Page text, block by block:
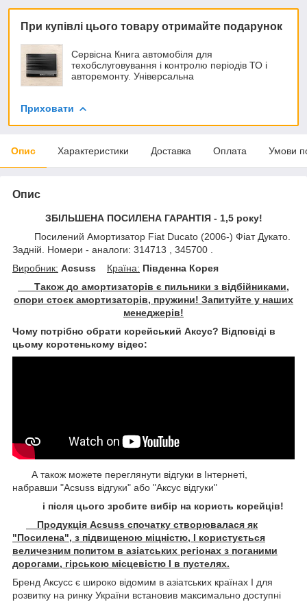
При купівлі цього товару отримайте подарунок
Сервісна Книга автомобіля для
техобслуговування і контролю періодів ТО і
авторемонту. Універсальна
Приховати
Опис Характеристики Доставка Оплата Умови
Опис
ЗБІЛЬШЕНА ПОСИЛЕНА ГАРАНТІЯ - 1,5 року!
Посилений Амортизатор Fiat Ducato (2006-) Фіат Дукато.
Задній. Номери - аналоги: 314713 , 345700 .
Виробник: Acsuss Крaїна: Південна Корея
Також до амортизаторів є пильники з відбійниками,
опори стоєк амортизаторів, пружини! Запитуйте у наших
менеджерів!
Чому потрібно обрати корейський Аксус? Відповіді в
цьому коротенькому відео:
А також можете переглянути відгуки в Інтернеті,
набравши "Acsuss відгуки" або "Аксус відгуки"
і після цього зробите вибір на користь корейців!
Продукція Acsuss спочатку створювалася як
"Посилена", з підвищеною міцністю, І користується
величезним попитом в азіатських регіонах з поганими
дорогами, гірською місцевістю І в пустелях.
Бренд Аксусс є широко відомим в азіатських країнах І для
розвитку на ринку України встановив максимально доступні